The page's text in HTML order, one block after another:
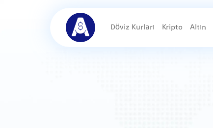
Döviz Kurları Kripto Altın